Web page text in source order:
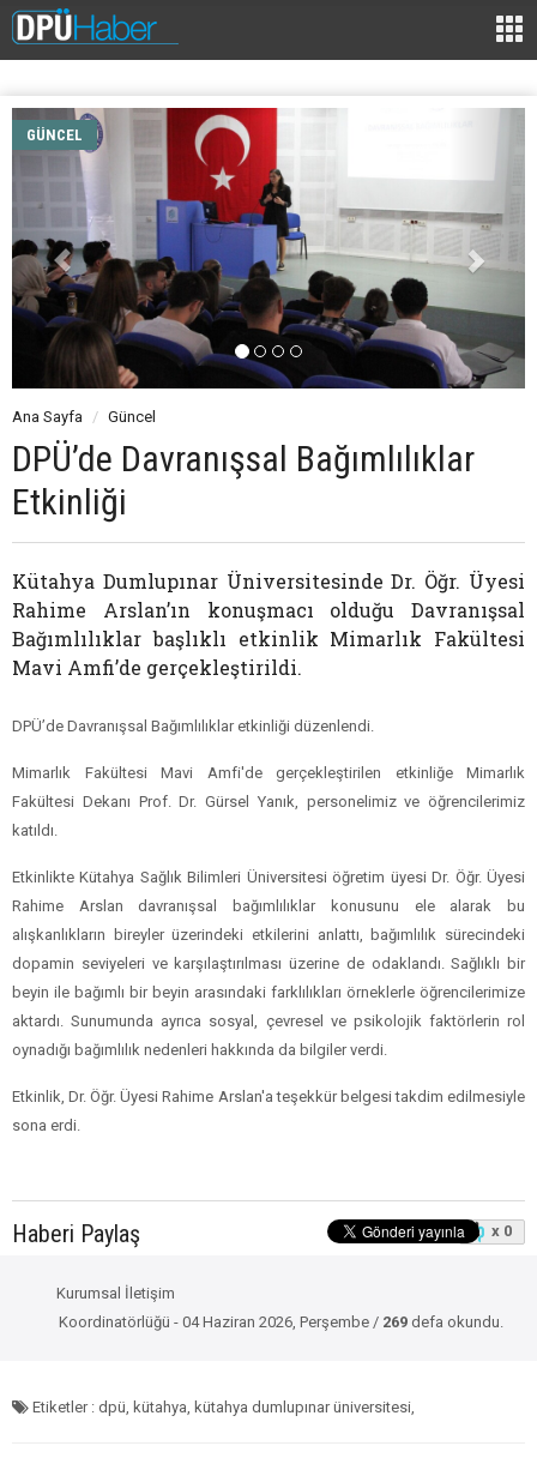
GÜNCEL
Ana Sayfa Güncel
DPÜ’de Davranışsal Bağımlılıklar
Etkinliği
Kütahya Dumlupınar Üniversitesinde Dr. Öğr. Üyesi
Rahime Arslan’ın konuşmacı olduğu Davranışsal
Bağımlılıklar başlıklı etkinlik Mimarlık Fakültesi
Mavi Amfi’de gerçekleştirildi.
DPÜ’de Davranışsal Bağımlılıklar etkinliği düzenlendi.
Mimarlık Fakültesi Mavi Amfi'de gerçekleştirilen etkinliğe Mimarlık
Fakültesi Dekanı Prof. Dr. Gürsel Yanık, personelimiz ve öğrencilerimiz
katıldı.
Etkinlikte Kütahya Sağlık Bilimleri Üniversitesi öğretim üyesi Dr. Öğr. Üyesi
Rahime Arslan davranışsal bağımlılıklar konusunu ele alarak bu
alışkanlıkların bireyler üzerindeki etkilerini anlattı, bağımlılık sürecindeki
dopamin seviyeleri ve karşılaştırılması üzerine de odaklandı. Sağlıklı bir
beyin ile bağımlı bir beyin arasındaki farklılıkları örneklerle öğrencilerimize
aktardı. Sunumunda ayrıca sosyal, çevresel ve psikolojik faktörlerin rol
oynadığı bağımlılık nedenleri hakkında da bilgiler verdi.
Etkinlik, Dr. Öğr. Üyesi Rahime Arslan'a teşekkür belgesi takdim edilmesiyle
sona erdi.
Haberi Paylaş x 0
Kurumsal İletişim
Koordinatörlüğü - 04 Haziran 2026, Perşembe / 269defa okundu.
Etiketler : dpü, kütahya, kütahya dumlupınar üniversitesi,